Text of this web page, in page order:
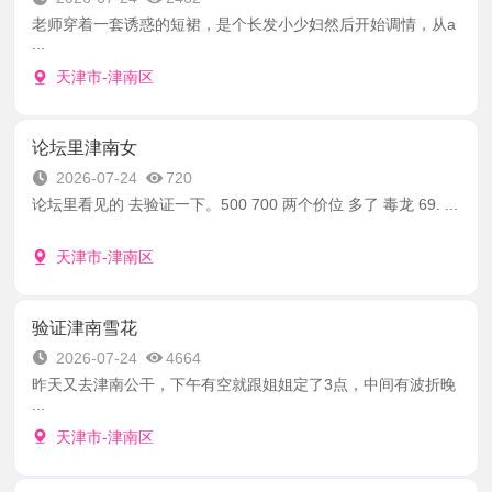
老师穿着一套诱惑的短裙，是个长发小少妇然后开始调情，从a
...
天津市-津南区
论坛里津南女
2026-07-24
720
论坛里看见的 去验证一下。500 700 两个价位 多了 毒龙 69. ...
天津市-津南区
验证津南雪花
2026-07-24
4664
昨天又去津南公干，下午有空就跟姐姐定了3点，中间有波折晚
天津市-津南区